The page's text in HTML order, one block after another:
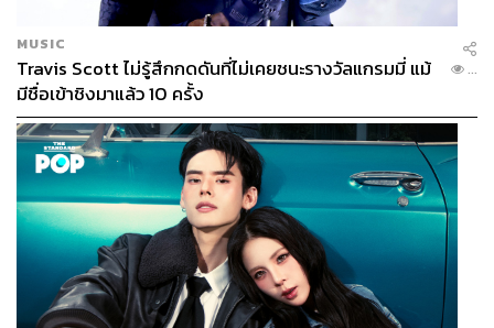
MUSIC
Travis Scott ไม่รู้สึกกดดันที่ไม่เคยชนะรางวัลแกรมมี่ แม้
มีชื่อเข้าชิงมาแล้ว 10 ครั้ง
...